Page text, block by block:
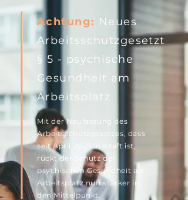
Achtung: Neues
Arbeitsschutzgesetzt
§ 5 - psychische
Gesundheit am
Arbeitsplatz
Mit der Neufassung des
Arbeitsschutzgesetzes, dass
seit April 2025 in Kraft ist,
rückt der Schutz der
psychischen Gesundheit am
Arbeitsplatz nun stärker in
den Mittelpunkt.